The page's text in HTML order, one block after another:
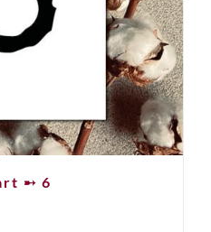
➸ 6